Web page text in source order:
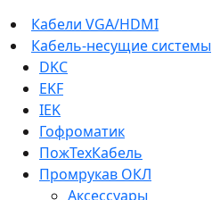
Кабели VGA/HDMI
Кабель-несущие системы
DKC
EKF
IEK
Гофроматик
ПожТехКабель
Промрукав ОКЛ
Аксессуары